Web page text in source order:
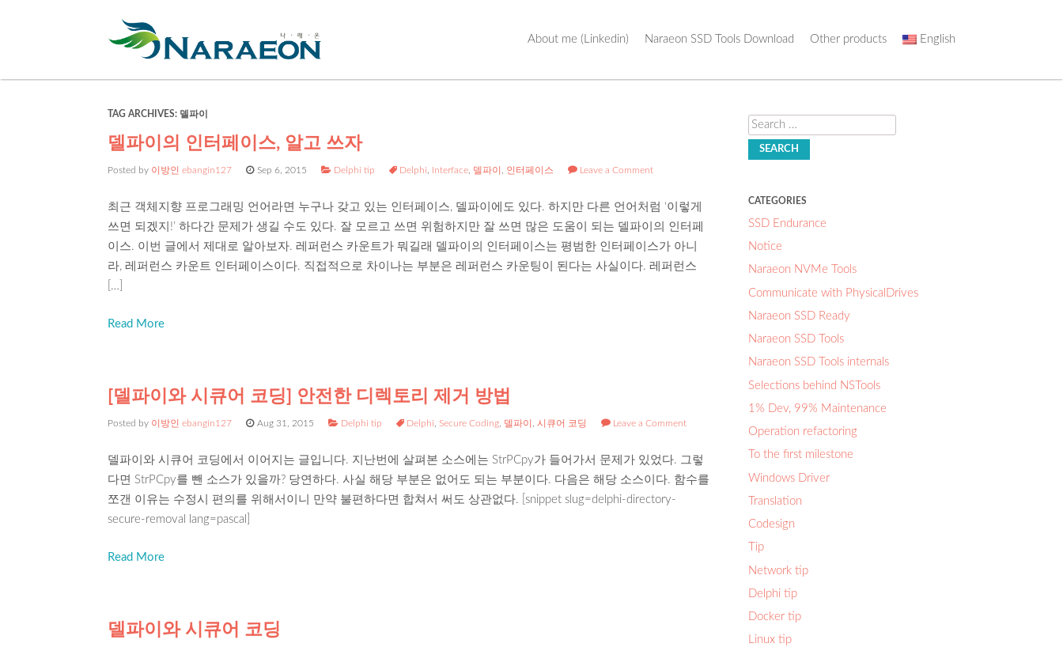
About me (Linkedin) Naraeon SSD Tools Download Other products English
TAG ARCHIVES: 델파이
델파이의 인터페이스, 알고 쓰자
Posted by 이방인 ebangin127 Sep 6, 2015 Delphi tip Delphi Interface 델파이 인터페이스 Leave a Comment
최근 객체지향 프로그래밍 언어라면 누구나 갖고 있는 인터페이스, 델파이에도 있다. 하지만 다른 언어처럼 ‘이렇게
쓰면 되겠지!’ 하다간 문제가 생길 수도 있다. 잘 모르고 쓰면 위험하지만 잘 쓰면 많은 도움이 되는 델파이의 인터페
이스. 이번 글에서 제대로 알아보자. 레퍼런스 카운트가 뭐길래 델파이의 인터페이스는 평범한 인터페이스가 아니
라, 레퍼런스 카운트 인터페이스이다. 직접적으로 차이나는 부분은 레퍼런스 카운팅이 된다는 사실이다. 레퍼런스
[…]
Read More
[델파이와 시큐어 코딩] 안전한 디렉토리 제거 방법
Posted by 이방인 ebangin127 Aug 31, 2015 Delphi tip Delphi Secure Coding 델파이 ,시큐어 코딩 Leave a Comment
델파이와 시큐어 코딩에서 이어지는 글입니다. 지난번에 살펴본 소스에는 StrPCpy가 들어가서 문제가 있었다. 그렇
다면 StrPCpy를 뺀 소스가 있을까? 당연하다. 사실 해당 부분은 없어도 되는 부분이다. 다음은 해당 소스이다. 함수를
쪼갠 이유는 수정시 편의를 위해서이니 만약 불편하다면 합쳐서 써도 상관없다. [snippet slug=delphi-directory-
secure-removal lang=pascal]
Read More
델파이와 시큐어 코딩
Search
CATEGORIES
SSD Endurance
Notice
Naraeon NVMe Tools
Communicate with PhysicalDrives
Naraeon SSD Ready
Naraeon SSD Tools
Naraeon SSD Tools internals
Selections behind NSTools
1% Dev, 99% Maintenance
Operation refactoring
To the first milestone
Windows Driver
Translation
Codesign
Tip
Network tip
Delphi tip
Docker tip
Linux tip